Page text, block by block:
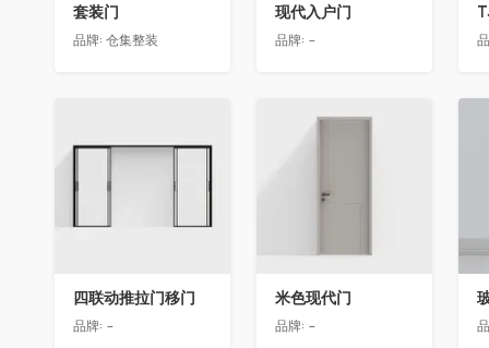
套装门
品牌: 仓集整装
现代入户门
品牌: -
四联动推拉门移门
品牌: -
收藏
米色现代门
品牌: -